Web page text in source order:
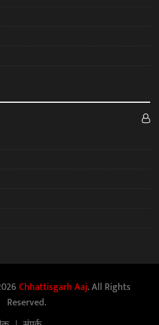
Chhattisgarh Aaj. All Rights
Reserved.